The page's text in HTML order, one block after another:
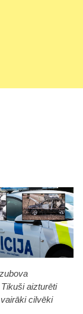
aizturēti
cilvēki